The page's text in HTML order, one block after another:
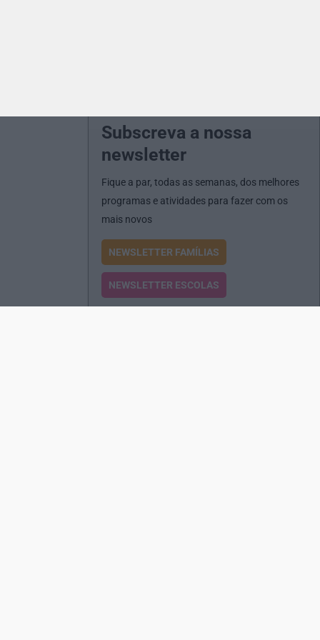
Subscreva a nossa
newsletter
Fique a par, todas as semanas, dos melhores
programas e atividades para fazer com os
mais novos
NEWSLETTER FAMÍLIAS
NEWSLETTER ESCOLAS